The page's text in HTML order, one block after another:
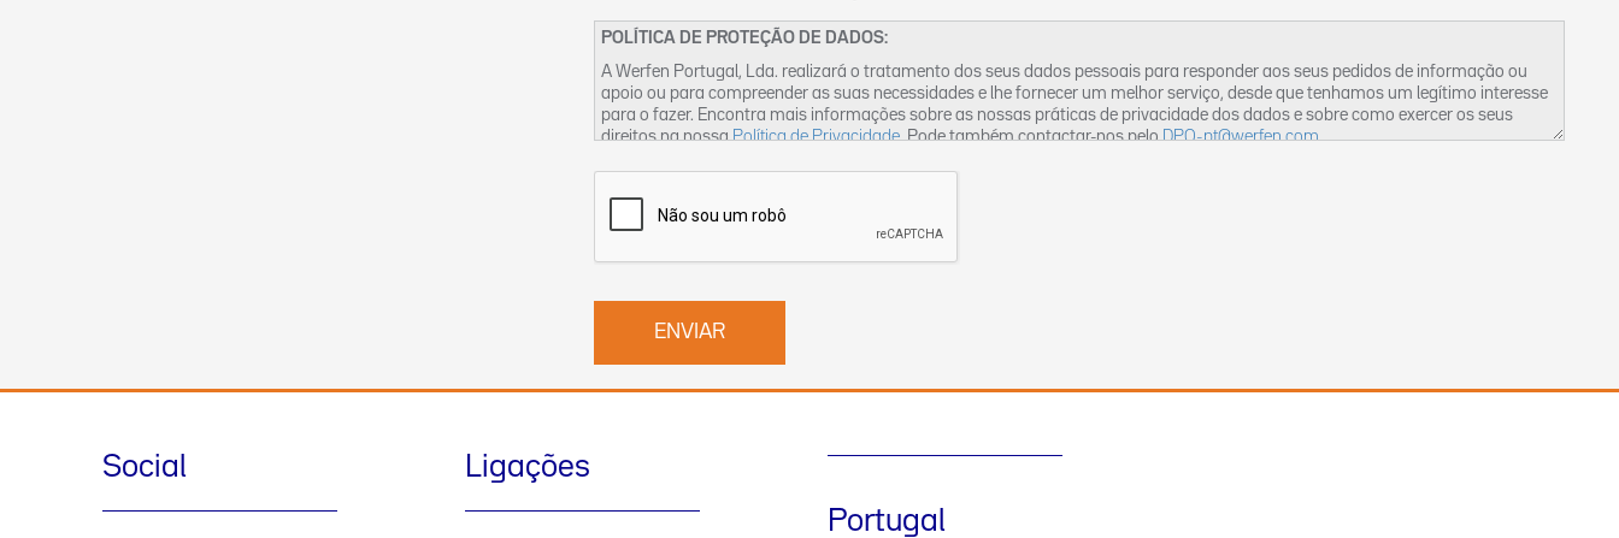
POLÍTICA DE PROTEÇÃO DE DADOS:
A Werfen Portugal, Lda. realizará o tratamento dos seus dados pessoais para responder aos seus pedidos de informação ou
apoio ou para compreender as suas necessidades e lhe fornecer um melhor serviço, desde que tenhamos um legítimo interesse
para o fazer. Encontra mais informações sobre as nossas práticas de privacidade dos dados e sobre como exercer os seus
direitos na nossaPolítica de Privacidade. Pode também contactar-nos peloDPO-pt@werfen.com.
Social
Ligações
Portugal